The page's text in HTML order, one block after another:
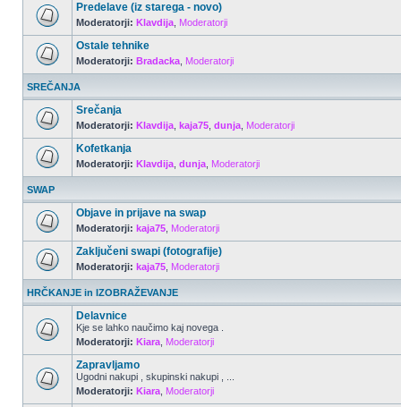
Predelave (iz starega - novo)
Moderatorji: Klavdija Moderatorji
Ostale tehnike
Moderatorji: Bradacka Moderatorji
SREČANJA
Srečanja
Moderatorji: Klavdija kaja75 dunja Moderatorji
Kofetkanja
Moderatorji: Klavdija dunja Moderatorji
SWAP
Objave in prijave na swap
Moderatorji: kaja75 Moderatorji
Zaključeni swapi (fotografije)
Moderatorji: kaja75 Moderatorji
HRČKANJE in IZOBRAŽEVANJE
Delavnice
Kje se lahko naučimo kaj novega .
Moderatorji: Kiara Moderatorji
Zapravljamo
Ugodni nakupi , skupinski nakupi , ...
Moderatorji: Kiara Moderatorji